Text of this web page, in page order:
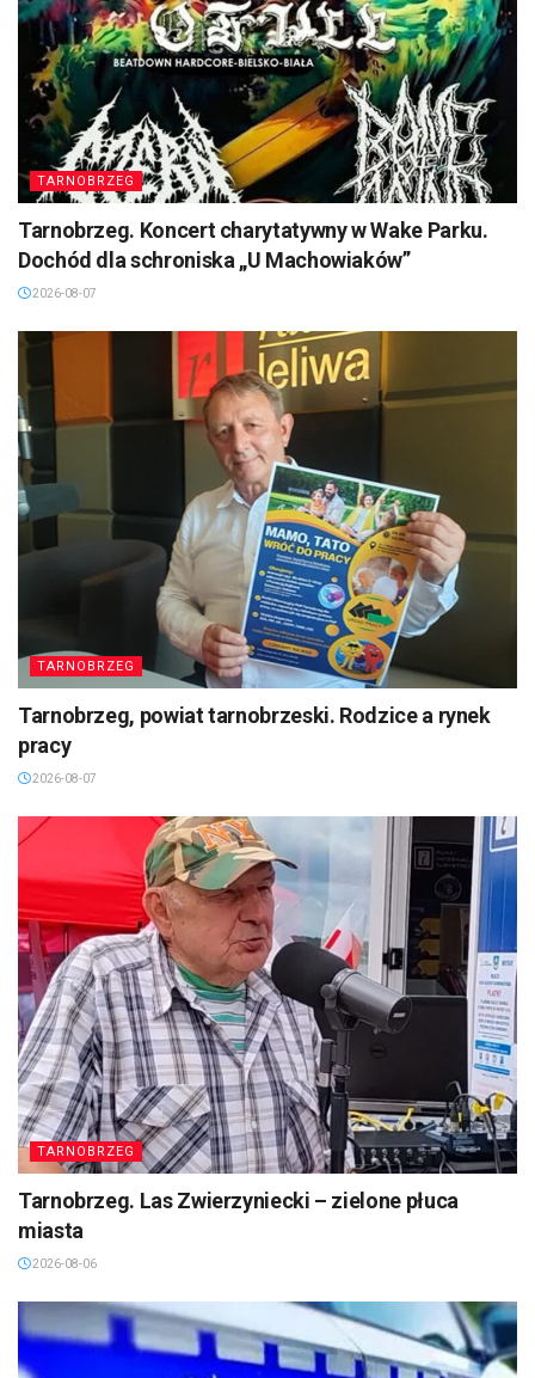
TARNOBRZEG
Tarnobrzeg. Koncert charytatywny w Wake Parku.
Dochód dla schroniska „U Machowiaków”
2026-08-07
TARNOBRZEG
Tarnobrzeg, powiat tarnobrzeski. Rodzice a rynek
pracy
2026-08-07
TARNOBRZEG
Tarnobrzeg. Las Zwierzyniecki – zielone płuca
miasta
2026-08-06